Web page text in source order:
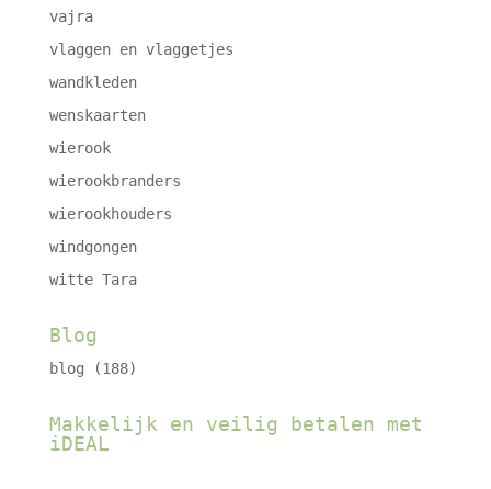
vajra
vlaggen en vlaggetjes
wandkleden
wenskaarten
wierook
wierookbranders
wierookhouders
windgongen
witte Tara
Blog
blog (188)
Makkelijk en veilig betalen met
iDEAL